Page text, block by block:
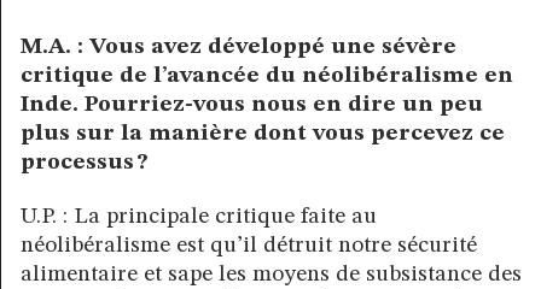
M.A. : Vous avez développé une sévère
critique de l’avancée du néolibéralisme en
Inde. Pourriez-vous nous en dire un peu
plus sur la manière dont vous percevez ce
processus ?
U.P. : La principale critique faite au
néolibéralisme est qu’il détruit notre sécurité
alimentaire et sape les moyens de subsistance des